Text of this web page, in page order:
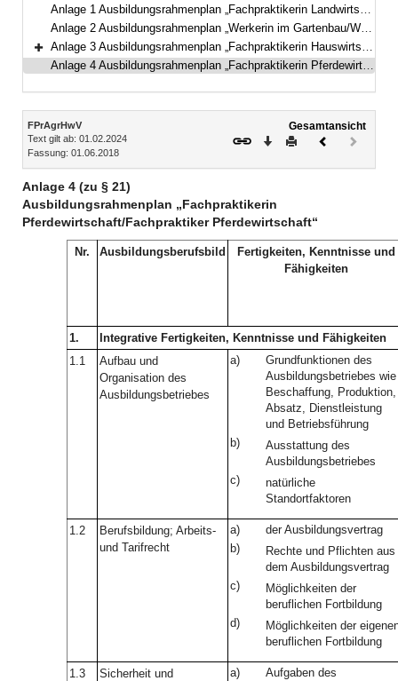
Anlage 1 Ausbildungsrahmenplan „Fachpraktikerin Landwirtschaft/Fachpraktiker Landwirtschaft“
Anlage 2 Ausbildungsrahmenplan „Werkerin im Gartenbau/Werker im Gartenbau“
Bereich erweitern
Anlage 3 Ausbildungsrahmenplan „Fachpraktikerin Hauswirtschaft/Fachpraktiker Hauswirtschaft“
Anlage 4 Ausbildungsrahmenplan „Fachpraktikerin Pferdewirtschaft/Fachpraktiker Pferdewirtschaft“
Inhalt
FPrAgrHwV
Text gilt ab: 01.02.2024
Fassung: 01.06.2018
Gesamtansicht
Download
DruckenVorheriges
(inaktiv)
Anlage 4 (zu § 21)
Ausbildungsrahmenplan „Fachpraktikerin
Pferdewirtschaft/Fachpraktiker Pferdewirtschaft“
Nr. Ausbildungsberufsbild
Fertigkeiten, Kenntnisse und
Fähigkeiten
1.
Integrative Fertigkeiten, Kenntnisse und Fähigkeiten
1.1
Aufbau und
Organisation des
Ausbildungsbetriebes
a)
Grundfunktionen des
Ausbildungsbetriebes wie
Beschaffung, Produktion,
Absatz, Dienstleistung
und Betriebsführung
b)
Ausstattung des
Ausbildungsbetriebes
c)
natürliche
Standortfaktoren
1.2
Berufsbildung; Arbeits-
und Tarifrecht
a)
der Ausbildungsvertrag
b)
Rechte und Pflichten aus
dem Ausbildungsvertrag
c)
Möglichkeiten der
beruflichen Fortbildung
d)
Möglichkeiten der
beruflichen Fortbildung
1.3
Sicherheit und
a)
Aufgaben des